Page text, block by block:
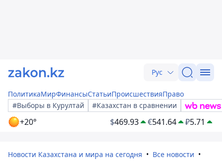
Рус
ПолитикаМирФинансыСтатьиПроисшествияПраво
#Выборы в Курултай
#Казахстан в сравнении
+20° $469.93 €541.64 ₽5.71
Новости Казахстана и мира на сегодня
Все новости